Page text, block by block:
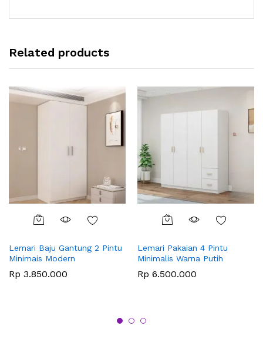
Related products
Lemari Baju Gantung 2 Pintu
Minimais Modern
Rp 3.850.000
Lemari Pakaian 4 Pintu
Minimalis Warna Putih
Rp 6.500.000